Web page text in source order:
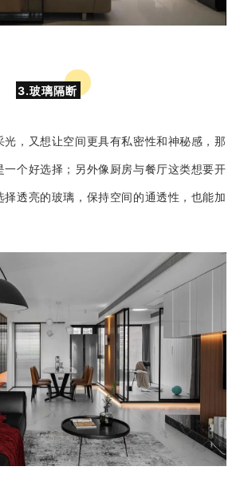
3.玻璃隔断
，又想让空间更具有私密性和神秘感，那
一个好选择；另外像厨房与餐厅这类想要开
择透亮的玻璃，保持空间的通透性，也能加